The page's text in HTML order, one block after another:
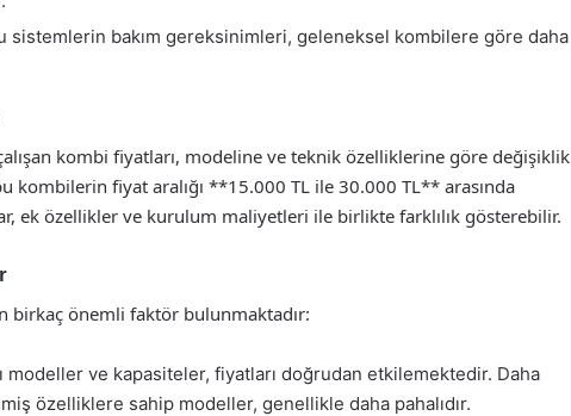
sistemlerin bakım gereksinimleri, geleneksel kombilere göre daha
kombi fiyatları, modeline ve teknik özelliklerine göre değişiklik
kombilerin fiyat aralığı **15.000 TL ile 30.000 TL** arasında
ek özellikler ve kurulum maliyetleri ile birlikte farklılık gösterebilir.
birkaç önemli faktör bulunmaktadır:
modeller ve kapasiteler, fiyatları doğrudan etkilemektedir. Daha
özelliklere sahip modeller, genellikle daha pahalıdır.